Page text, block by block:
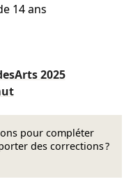
14 ans
2025
pour compléter
des corrections ?